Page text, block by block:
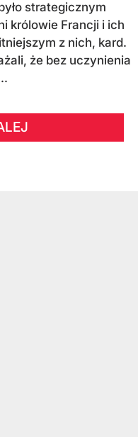
strategicznym
królowie Francji i ich
z nich, kard.
że bez uczynienia